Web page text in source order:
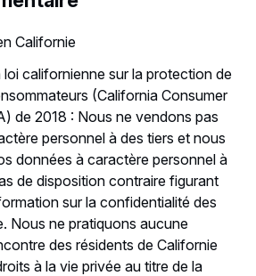
Californie
californienne sur la protection de
(California Consumer
de 2018 : Nous ne vendons pas
personnel à des tiers et nous
données à caractère personnel à
de disposition contraire figurant
sur la confidentialité des
Nous ne pratiquons aucune
des résidents de Californie
à la vie privée au titre de la